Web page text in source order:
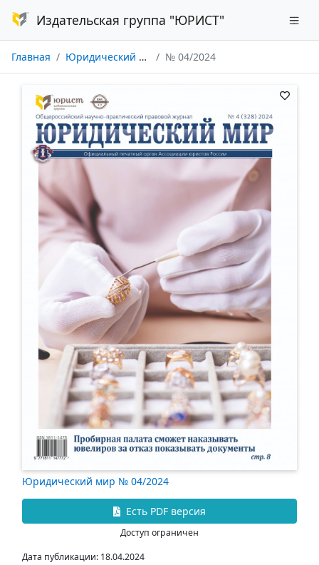
Издательская группа "ЮРИСТ"
Главная Юридический мир № 04/2024
Юридический мир № 04/2024
Есть PDF версия
Доступ ограничен
Дата публикации: 18.04.2024